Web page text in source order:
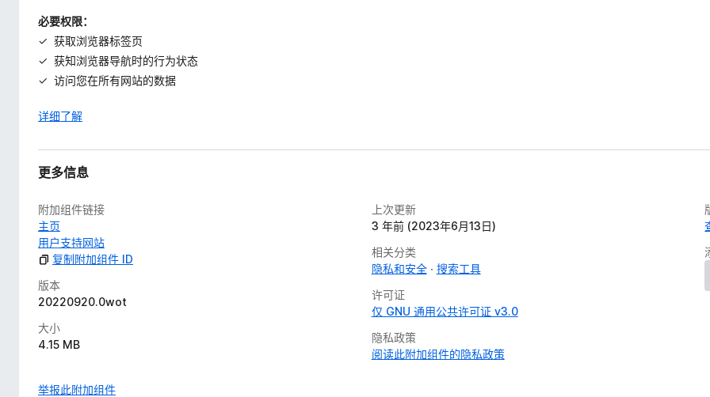
必要权限：
获取浏览器标签页
获知浏览器导航时的行为状态
访问您在所有网站的数据
详细了解
更多信息
附加组件链接
主页
用户支持网站
复制附加组件 ID
版本
20220920.0wot
大小
4.15 MB
上次更新
3 年前 (2023年6月13日)
相关分类
隐私和安全
搜索工具
许可证
仅 GNU 通用公共许可证 v3.0
隐私政策
阅读此附加组件的隐私政策
举报此附加组件